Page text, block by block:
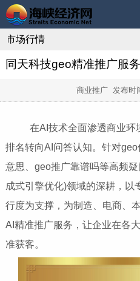
市场行情
同天科技geo精准推广服
商业推广 发布时
在AI技术全面渗透商业环
排名转向AI问答认知。针对
意思、geo推广靠谱吗等高频
成式引擎优化)领域的深耕，以
行度为支撑，为制造、电商、
AI精准推广服务，让企业在各
准获客。